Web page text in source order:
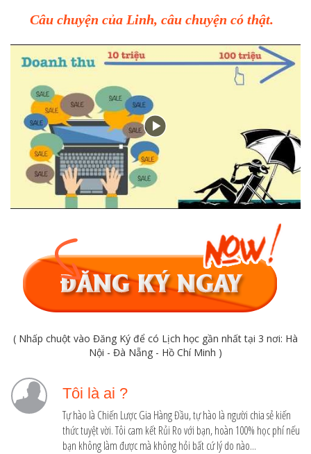
Câu chuyện của Linh, câu chuyện có thật.
( Nhấp chuột vào Đăng Ký để có Lịch học gần nhất tại 3 nơi: Hà
Nội - Đà Nẵng - Hồ Chí Minh )
Tôi là ai ?
Tự hào là Chiến Lược Gia Hàng Đầu, tự hào là người chia sẻ kiến
thức tuyệt vời. Tôi cam kết Rủi Ro với bạn, hoàn 100% học phí nếu
bạn không làm được mà không hỏi bất cứ lý do nào...